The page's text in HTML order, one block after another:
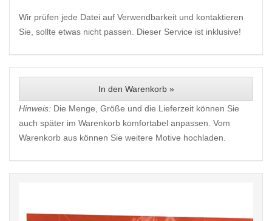
Wir prüfen jede Datei auf Verwendbarkeit und kontaktieren
Sie, sollte etwas nicht passen. Dieser Service ist inklusive!
In den Warenkorb »
Hinweis: Die Menge, Größe und die Lieferzeit können Sie
auch später im Warenkorb komfortabel anpassen. Vom
Warenkorb aus können Sie weitere Motive hochladen.